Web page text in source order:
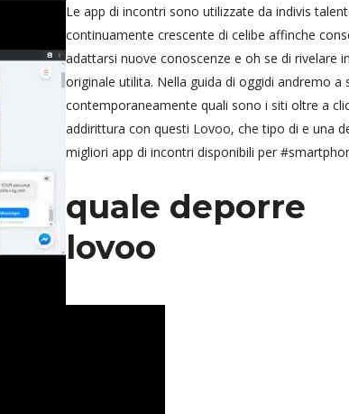
Le app di incontri sono utilizzate da indivis
continuamente crescente di celibe affinche
adattarsi nuove conoscenze e oh se di rivelare
originale utilita. Nella guida di oggidi andremo a
contemporaneamente quali sono i siti oltre a
addirittura con questi Lovoo, che tipo di e una
migliori app di incontri disponibili per
quale deporre
lovoo